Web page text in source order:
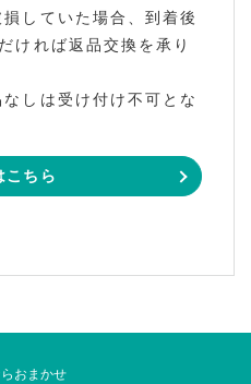
していた場合、到着後
ければ返品交換を承り
しは受け付け不可とな
こちら
おまかせ